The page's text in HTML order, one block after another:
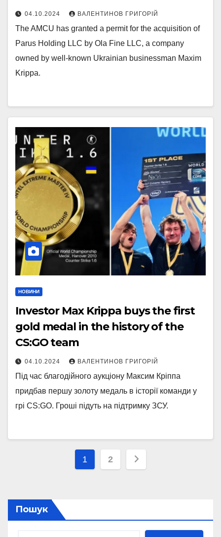
04.10.2024 ВАЛЕНТИНОВ ГРИГОРІЙ
The AMCU has granted a permit for the acquisition of
Parus Holding LLC by Ola Fine LLC, a company
owned by well-known Ukrainian businessman Maxim
Krippa.
НОВИНИ
Investor Max Krippa buys the first
gold medal in the history of the
CS:GO team
04.10.2024 ВАЛЕНТИНОВ ГРИГОРІЙ
Під час благодійного аукціону Максим Кріппа
придбав першу золоту медаль в історії команди у
грі CS:GO. Гроші підуть на підтримку ЗСУ.
Пагінація
1 2
Пошук